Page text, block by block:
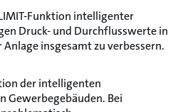
Funktion intelligenter
Druck- und Durchflusswerte in
insgesamt zu verbessern.
der intelligenten
Gewerbegebäuden. Bei